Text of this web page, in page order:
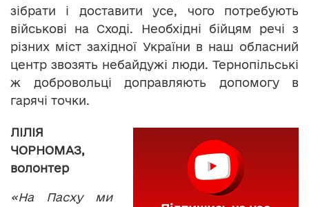
зібрати і доставити усе, чого потребують
військові на Сході. Необхідні бійцям речі з
різних міст західної України в наш обласний
центр звозять небайдужі люди. Тернопільські
ж добровольці доправляють допомогу в
гарячі точки.
ЛІЛІЯ
ЧОРНОМАЗ,
волонтер
«На Пасху ми